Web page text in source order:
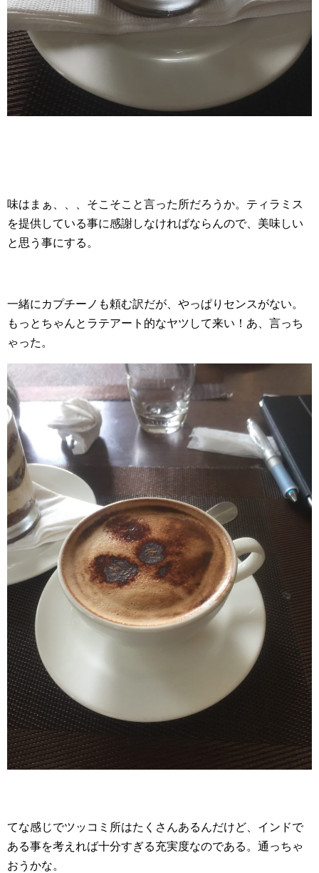
味はまぁ、、、そこそこと言った所だろうか。ティラミス
を提供している事に感謝しなければならんので、美味しい
と思う事にする。
一緒にカプチーノも頼む訳だが、やっぱりセンスがない。
もっとちゃんとラテアート的なヤツして来い！あ、言っち
ゃった。
てな感じでツッコミ所はたくさんあるんだけど、インドで
ある事を考えれば十分すぎる充実度なのである。通っちゃ
おうかな。